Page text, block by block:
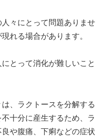
々にとって問題ありませ
れる場合があります。
とって消化が難しいこと
、ラクトースを分解する
十分に産生するため、ラ
や腹痛、下痢などの症状